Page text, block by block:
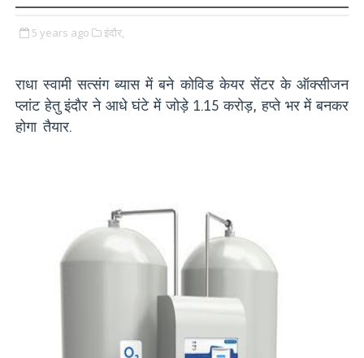
5 years ago इंदौर,
राधा स्वामी सत्संग ब्यास में बने कोविड केयर सेंटर के ऑक्सीजन
प्लांट हेतु इंदौर ने आधे घंटे में जोड़े 1.15 करोड़, हप्ते भर में बनकर
होगा तैयार.